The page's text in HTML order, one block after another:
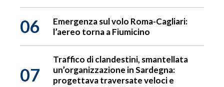
06
Emergenza sul volo Roma-Cagliari:
l’aereo torna a Fiumicino
07
Traffico di clandestini, smantellata
un’organizzazione in Sardegna:
progettava traversate veloci e